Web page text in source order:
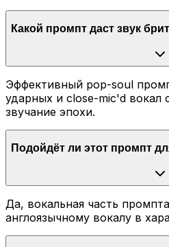
Какой промпт даст звук
Эффективный pop-soul
ударных и close-mic'd вокал
звучание эпохи.
Подойдёт ли этот промпт
Да, вокальная часть
англоязычному вокалу в